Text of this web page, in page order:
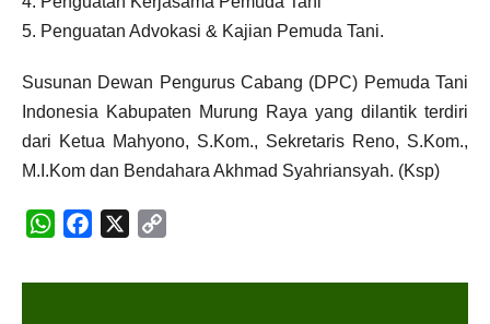
5. Penguatan Advokasi & Kajian Pemuda Tani.
Susunan Dewan Pengurus Cabang (DPC) Pemuda Tani
Indonesia Kabupaten Murung Raya yang dilantik terdiri
dari Ketua Mahyono, S.Kom., Sekretaris Reno, S.Kom.,
M.I.Kom dan Bendahara Akhmad Syahriansyah. (Ksp)
Link
N